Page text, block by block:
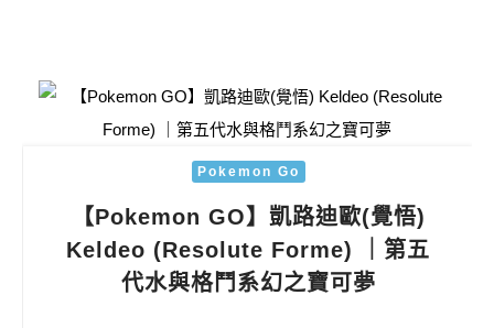
Pokemon Go
【Pokemon GO】凱路迪歐(覺悟)
Keldeo (Resolute Forme) ｜第五
代水與格鬥系幻之寶可夢